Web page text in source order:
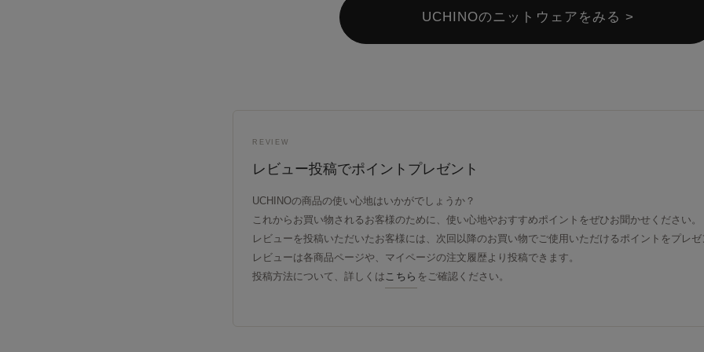
UCHINOのニットウェアをみる >
REVIEW
レビュー投稿でポイントプレゼント
UCHINOの商品の使い心地はいかがでしょうか？
これからお買い物されるお客様のために、使い心地やおすすめポイントをぜひお聞かせください。
レビューを投稿いただいたお客様には、次回以降のお買い物でご使用いただけるポイントをプレゼ
レビューは各商品ページや、マイページの注文履歴より投稿できます。
投稿方法について、詳しくはこちら をご確認ください。